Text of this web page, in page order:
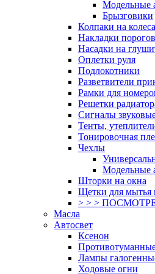
Модельные
Брызговики
Колпаки на колеса
Накладки
Насадки на
Оплетки руля
Подлокотники
Разветвители
Рамки для
Решетки
Сигналы
Тенты,
Тонировочная
Чехлы
Модельные
Шторки на окна
Щетки для мытья
> > >
Масла
Автосвет
Ксенон
Лампы
Ходовые огни